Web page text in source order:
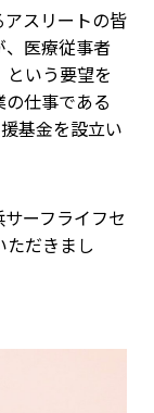
スリートの皆
、医療従事者
という要望を
仕事である
基金を設立い
ーフライフセ
ただきまし